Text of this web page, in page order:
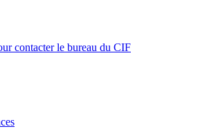
contacter le bureau du CIF